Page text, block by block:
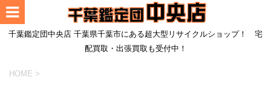
千葉鑑定団中央店 千葉県千葉市にある超大型リサイクルショップ！ 宅
配買取・出張買取も受付中！
HOME >